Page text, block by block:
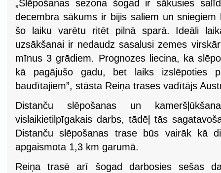
„Slēpošanas sezona šogad ir sākusies
decembra sākums ir bijis saliem un
šo laiku varētu ritēt pilnā sparā. Ideāli
uzsākšanai ir nedaudz sasalusi zemes
mīnus 3 grādiem. Prognozes liecina, ka
kā pagājušo gadu, bet laiks izslēpoties
baudītajiem”, stāsta Reiņa trases vadītājs
Distanču slēpošanas un
vislaikietilpīgakais darbs, tādēļ tās
Distanču slēpošanas trase būs vairāk kā
apgaismota 1,3 km garumā.
Reiņa trasē arī šogad darbosies sešas